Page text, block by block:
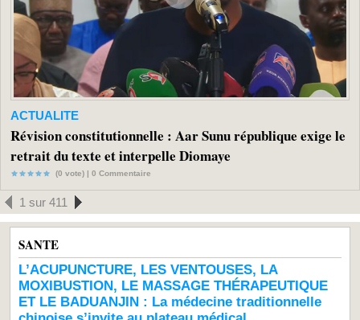
ACTUALITE
Révision constitutionnelle : Aar Sunu république exige le
retrait du texte et interpelle Diomaye
(0 vote) | 0 Commentaire
1 sur 411
SANTE
L’ACUPUNCTURE, LES VENTOUSES, LA
MOXIBUSTION, LE MASSAGE THÉRAPEUTIQUE
ET LE BADUANJIN : La médecine traditionnelle